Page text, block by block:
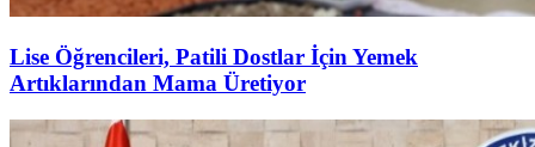
Lise Öğrencileri, Patili Dostlar İçin Yemek
Artıklarından Mama Üretiyor